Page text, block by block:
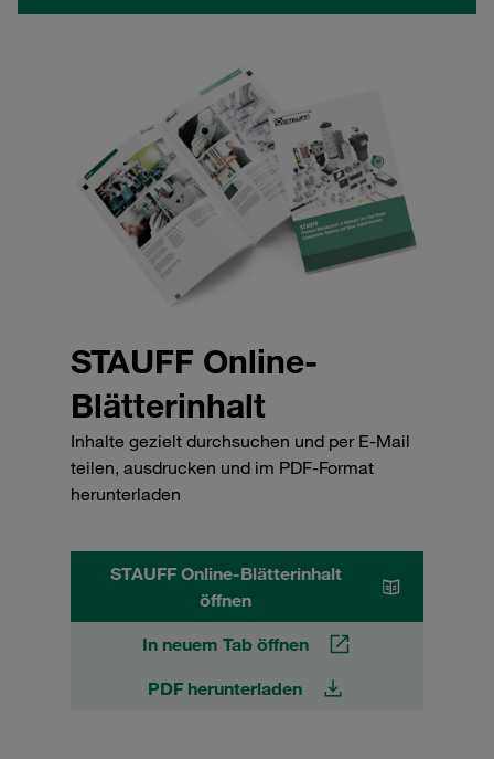
STAUFF Online-
Blätterinhalt
Inhalte gezielt durchsuchen und per E-Mail
teilen, ausdrucken und im PDF-Format
herunterladen
STAUFF Online-Blätterinhalt
öffnen
In neuem Tab öffnen
PDF herunterladen